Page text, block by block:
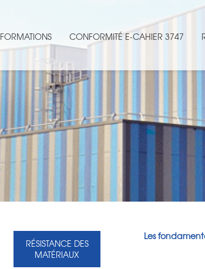
FORMATIONS CONFORMITÉ E-CAHIER 3747
RÉSISTANCE DES
MATÉRIAUX
Les